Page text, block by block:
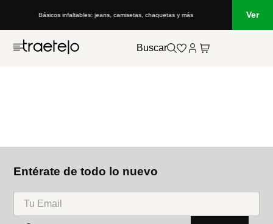
Básicos infaltables: jeans, camisetas, chaquetas y más Ver
Buscar
Entérate de todo lo nuevo